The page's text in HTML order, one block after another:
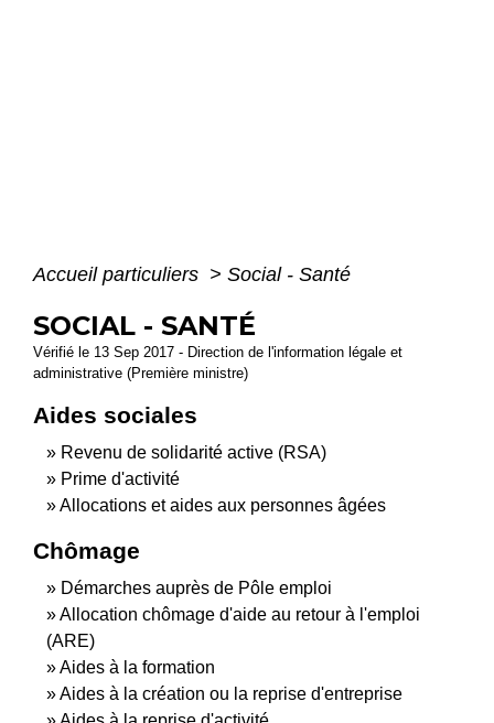
Accueil particuliers > Social - Santé
SOCIAL - SANTÉ
Vérifié le 13 Sep 2017 - Direction de l'information légale et
administrative (Première ministre)
Aides sociales
Revenu de solidarité active (RSA)
Prime d'activité
Allocations et aides aux personnes âgées
Chômage
Démarches auprès de Pôle emploi
Allocation chômage d'aide au retour à l'emploi
(ARE)
Aides à la formation
Aides à la création ou la reprise d'entreprise